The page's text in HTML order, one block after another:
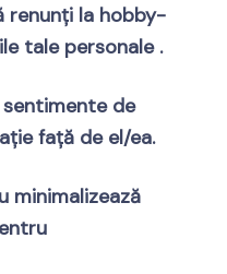
renunți la hobby-
tale personale .
de
față de el/ea.
minimalizează